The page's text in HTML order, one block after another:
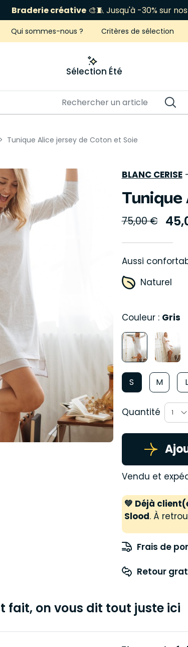
Braderie créative🎨🧵 Jusqu'à -30% sur nos
Qui sommes-nous ? Critères de sélection
Sélection Été
Tunique Alice jersey de Coton et Soie
BLANC CERISE
75,00 €
Aussi
Naturel
Couleur : Gris
S M L
Quantité 1
Vendu et
💚 Déjà
Slood. À
Frais de
Retour
fait, on vous dit tout juste ici